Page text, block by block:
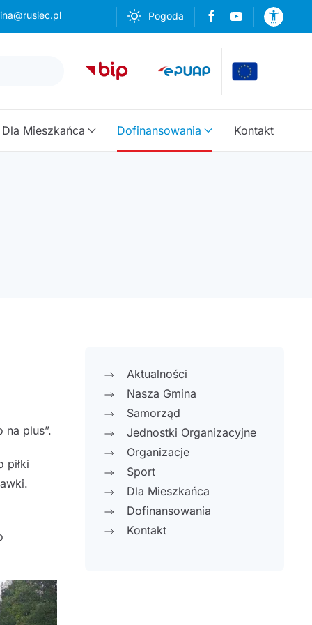
Pogoda
Dla Mieszkańca Dofinansowania Kontakt
na plus”.
piłki
Aktualności
Nasza Gmina
Samorząd
Jednostki Organizacyjne
Organizacje
Sport
Dla Mieszkańca
Dofinansowania
Kontakt